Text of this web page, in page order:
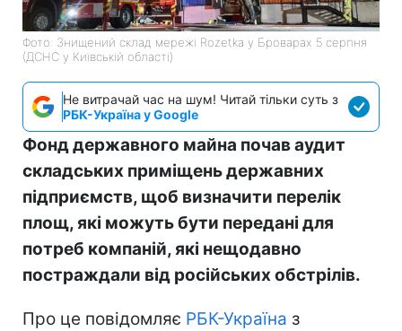
Фото: Знищений склад мережі Rozetka у Броварах 5 серпня
(ДСНС у Київській області)
Не витрачай час на шум! Читай тільки суть з
РБК-Україна у Google
Фонд державного майна почав аудит
складських приміщень державних
підприємств, щоб визначити перелік
площ, які можуть бути передані для
потреб компаній, які нещодавно
постраждали від російських обстрілів.
Про це повідомляє РБК-Україна з